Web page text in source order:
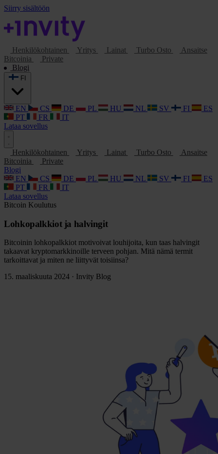
Siirry sisältöön
Henkilökohtainen Yritys Lainat Turbo Osto
Ansaitse
Bitcoinia
Private
Blogi
EN CS DE PL HU NL SV FI
ES
PT
FR
IT
Lataa sovellus
Henkilökohtainen Yritys Lainat Turbo Osto
Ansaitse
Bitcoinia
Private
Blogi
EN
CS DE PL HU NL SV FI
ES
PT
FR
IT
Lataa sovellus
Bitcoin Koulutus
Lohkopalkkiot ja halvingit
Bitcoinin lohkopalkkiot motivoivat louhijoita, kun taas halvingit
takaavat kryptomarkkinoille terveen pohjan. Mitä nämä termit
tarkoittavat ja miten ne liittyvät toisiinsa?
15. maaliskuuta 2024 · Invity Blog